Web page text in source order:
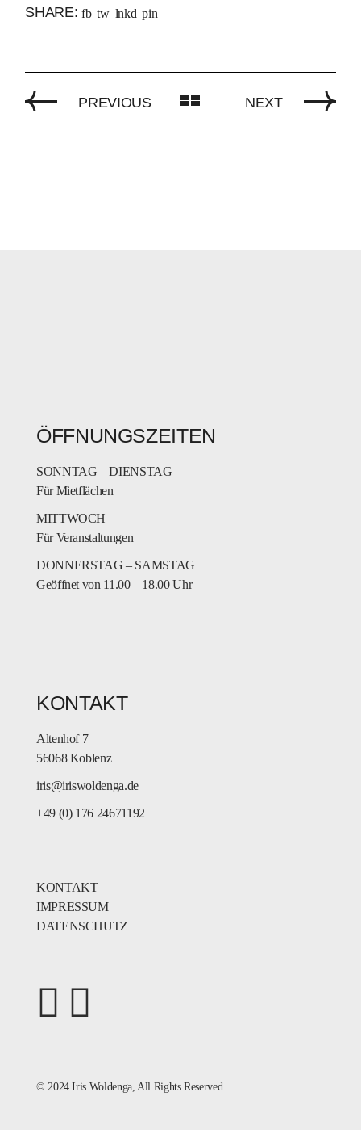
SHARE: fb tw lnkd pin
PREVIOUS NEXT
ÖFFNUNGSZEITEN
SONNTAG – DIENSTAG
Für Mietflächen
MITTWOCH
Für Veranstaltungen
DONNERSTAG – SAMSTAG
Geöffnet von 11.00 – 18.00 Uhr
KONTAKT
IMPRESSUM
DATENSCHUTZ
© 2024Iris Woldenga, All Rights Reserved
KONTAKT
Altenhof 7
56068 Koblenz
iris@iriswoldenga.de
+49 (0) 176 24671192